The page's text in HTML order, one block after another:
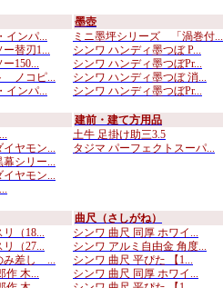
インパ...
替刃1...
150...
ノコピ...
インパ...
墨壺
ミニ墨坪シリーズ 「渦巻付...
シンワ ハンディ墨つぼ P...
シンワ ハンディ墨つぼPr...
シンワ ハンディ墨つぼ 消...
シンワ ハンディ墨つぼPr...
ヤモン...
シリー...
ヤモン...
建前・建て方用品
土牛 足掛け助三3.5
タジマ パーフェクトスーパ...
（18...
（27...
み差し ...
作 木...
曲尺（さしがね）
シンワ 曲尺 同厚 ホワイ...
シンワ アルミ自由金 角度...
シンワ 曲尺 平ぴた 【1...
シンワ 曲尺 同厚 ホワイ...